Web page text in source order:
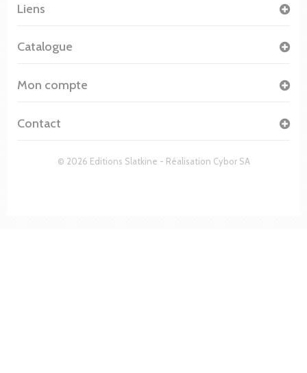
© 2026 Editions Slatkine - Réalisation Cybor SA
Liens
Catalogue
Mon compte
Contact